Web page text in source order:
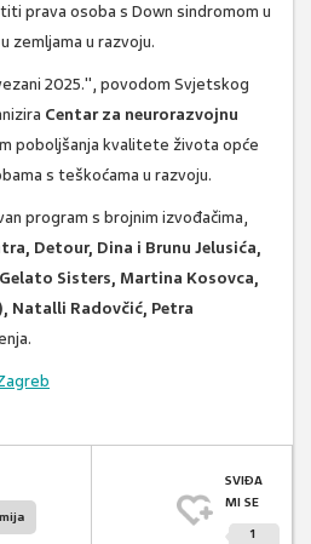
prava osoba s Down sindromom u
zemljama u razvoju.
2025.", povodom Svjetskog
Centar za neurorazvojnu
poboljšanja kvalitete života opće
s teškoćama u razvoju.
program s brojnim izvođačima,
Detour, Dina i Brunu Jelusića,
Sisters, Martina Kosovca,
Natalli Radovčić, Petra
SVIĐA
MI SE
1